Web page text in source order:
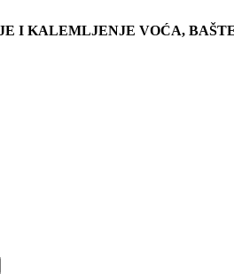
I KALEMLJENJE VOĆA,